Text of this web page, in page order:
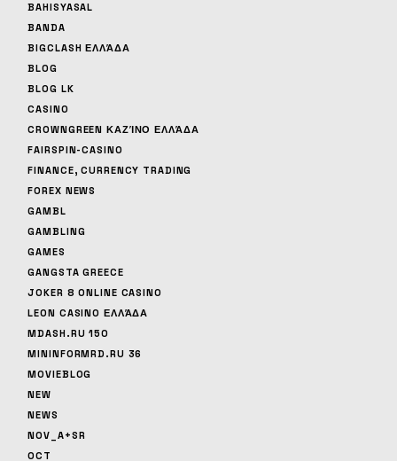
BAHISYASAL
BANDA
BIGCLASH ΕΛΛΆΔΑ
BLOG
BLOG LK
CASINO
CROWNGREEN ΚΑΖΊΝΟ ΕΛΛΆΔΑ
FAIRSPIN-CASINO
FINANCE, CURRENCY TRADING
FOREX NEWS
GAMBL
GAMBLING
GAMES
GANGSTA GREECE
JOKER 8 ONLINE CASINO
LEON CASINO ΕΛΛΆΔΑ
MDASH.RU 150
MININFORMRD.RU 36
MOVIEBLOG
NEW
NEWS
NOV_A+SR
OCT